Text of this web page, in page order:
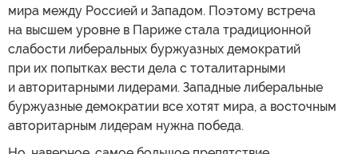
мира между Россией и Западом. Поэтому встреча
на высшем уровне в Париже стала традиционной
слабости либеральных буржуазных демократий
при их попытках вести дела с тоталитарными
и авторитарными лидерами. Западные либеральные
буржуазные демократии все хотят мира, а восточным
авторитарным лидерам нужна победа.